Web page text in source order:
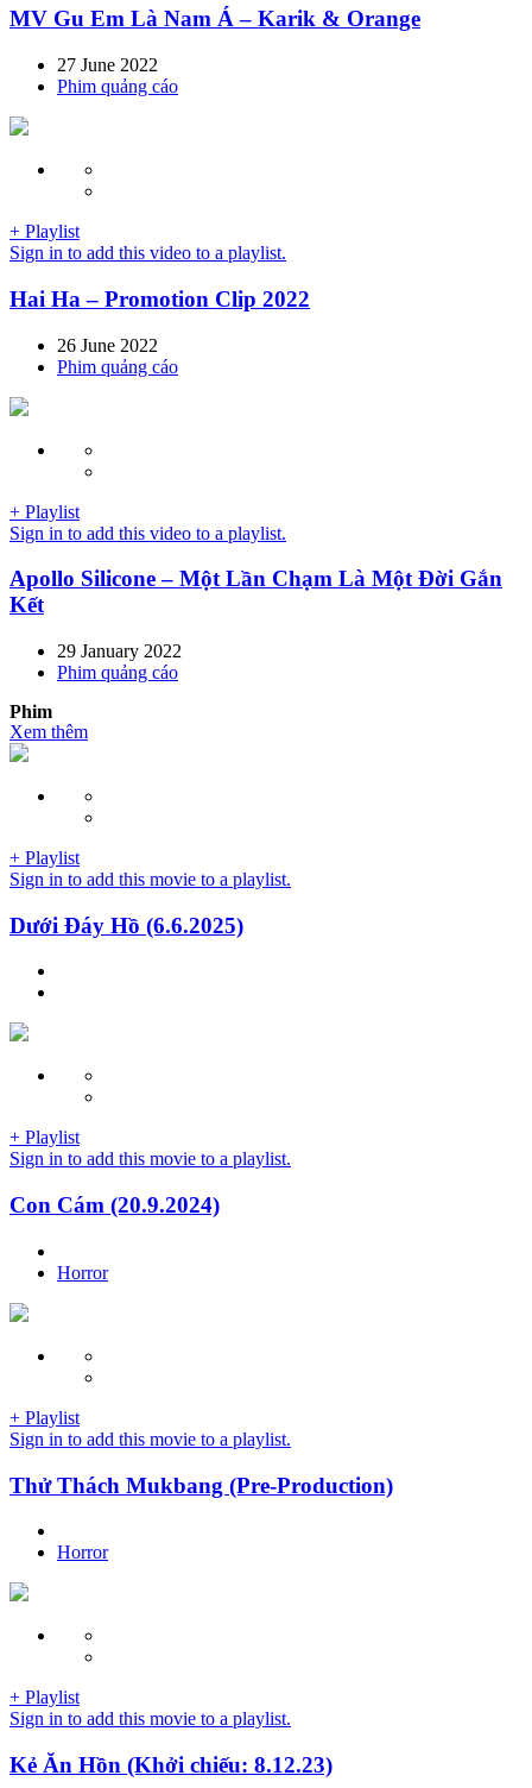
MV Gu Em Là Nam Á – Karik & Orange
27 June 2022
Phim quảng cáo
+ Playlist
Sign in to add this video to a playlist.
Hai Ha – Promotion Clip 2022
26 June 2022
Phim quảng cáo
+ Playlist
Sign in to add this video to a playlist.
Apollo Silicone – Một Lần Chạm Là Một Đời Gắn
Kết
29 January 2022
Phim quảng cáo
Phim
Xem thêm
+ Playlist
Sign in to add this movie to a playlist.
Dưới Đáy Hồ (6.6.2025)
+ Playlist
Sign in to add this movie to a playlist.
Con Cám (20.9.2024)
Horror
+ Playlist
Sign in to add this movie to a playlist.
Thử Thách Mukbang (Pre-Production)
Horror
+ Playlist
Sign in to add this movie to a playlist.
Kẻ Ăn Hồn (Khởi chiếu: 8.12.23)